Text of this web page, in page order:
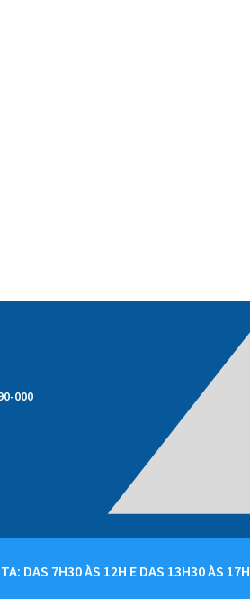
000
DAS 7H30 ÀS 12H E DAS 13H30 ÀS 17H